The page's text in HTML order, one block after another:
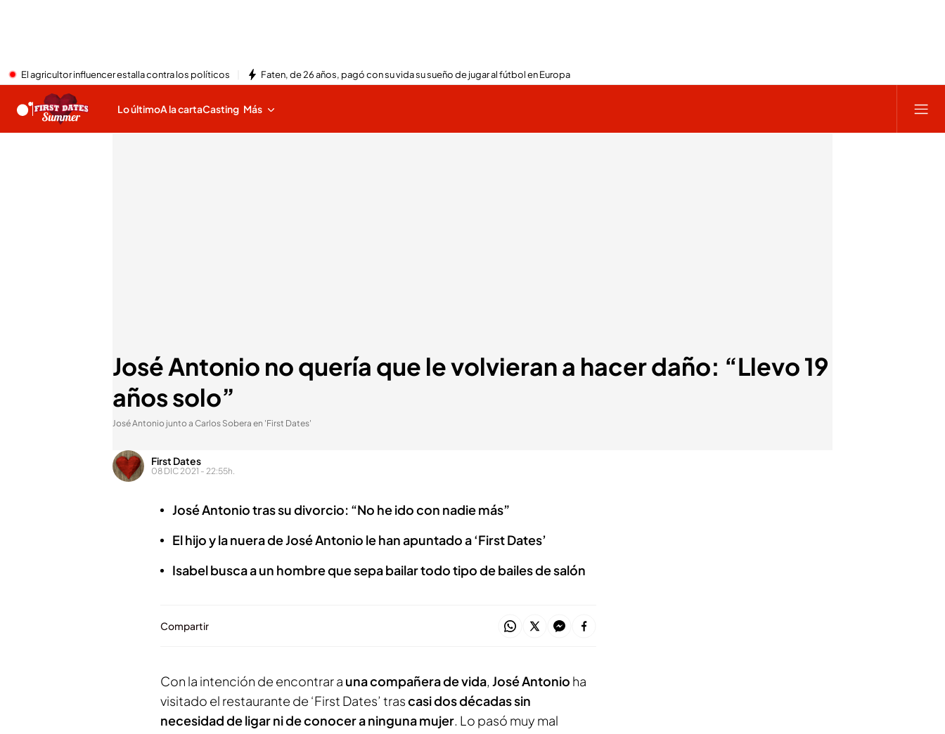
El agricultor influencer estalla contra los políticos Faten, de 26 años, pagó con su vida su sueño de jugar al fútbol en Europa
Lo últimoA la cartaCasting Más
José Antonio no quería que le volvieran a hacer daño: “Llevo 19
años solo”
José Antonio junto a Carlos Sobera en 'First Dates'
First Dates
08 DIC 2021 - 22:55h.
José Antonio tras su divorcio: “No he ido con nadie más”
El hijo y la nuera de José Antonio le han apuntado a ‘First Dates’
Isabel busca a un hombre que sepa bailar todo tipo de bailes de salón
Compartir
Con la intención de encontrar a una compañera de vida, José Antonio ha
visitado el restaurante de ‘First Dates’ trascasi dos décadas sin
necesidad de ligar ni de conocer a ninguna mujer. Lo pasó muy mal